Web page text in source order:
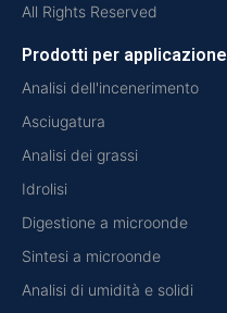
All Rights Reserved
Prodotti per applicazione
Analisi dell'incenerimento
Asciugatura
Analisi dei grassi
Idrolisi
Digestione a microonde
Sintesi a microonde
Analisi di umidità e solidi